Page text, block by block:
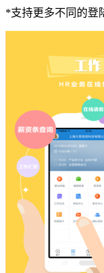
*支持更多不同的登